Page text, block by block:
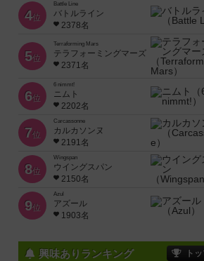
4位
Battle Line
バトルライン
2378名
5位
Terraforming Mars
テラフォーミングマーズ
2371名
6位
6 nimmt!
ニムト
2202名
7位
Carcassonne
カルカソンヌ
2191名
8位
Wingspan
ウイングスパン
2150名
9位
Azul
アズール
1903名
興味ありランキング ト